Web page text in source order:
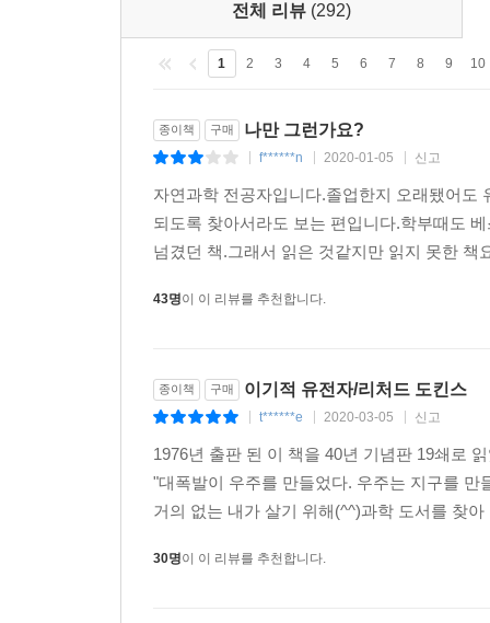
전체 리뷰 (292)
1 2 3 4 5 6 7 8 9 10
종이책 구매 나만 그런가요?
f******n 2020-01-05 신고
자연과학 전공자입니다.졸업한지 오래됐어도
되도록 찾아서라도 보는 편입니다.학부때도
넘겼던 책.그래서 읽은 것같지만 읽지 못한
43명이 이 리뷰를 추천합니다.
종이책 구매 이기적 유전자/리처드 도킨스
t******e 2020-03-05 신고
1976년 출판 된 이 책을 40년 기념판 19쇄로
"대폭발이 우주를 만들었다. 우주는 지구를
거의 없는 내가 살기 위해(^^)과학 도서를 찾
30명이 이 리뷰를 추천합니다.